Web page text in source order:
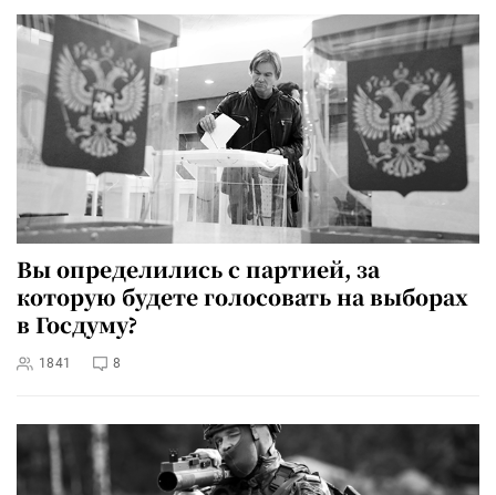
Вы определились с партией, за
которую будете голосовать на выборах
в Госдуму?
1841 8